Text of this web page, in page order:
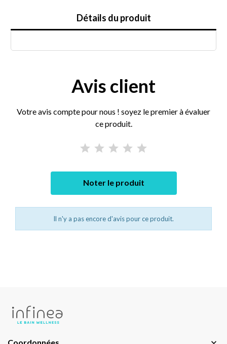
Détails du produit
Avis client
Votre avis compte pour nous ! soyez le premier à évaluer
ce produit.
Noter le produit
Il n'y a pas encore d'avis pour ce produit.